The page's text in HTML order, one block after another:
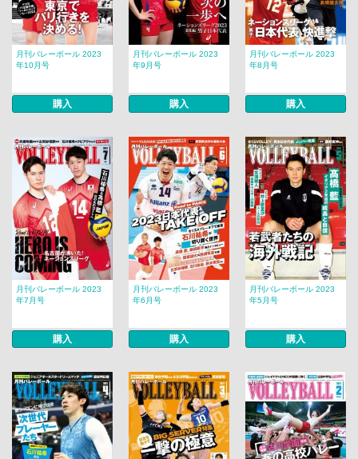
月刊バレーボール 2023
年10月号
購入
月刊バレーボール 2023
年9月号
購入
月刊バレーボール 2023
年8月号
購入
月刊バレーボール 2023
年7月号
購入
月刊バレーボール 2023
年6月号
購入
月刊バレーボール 2023
年5月号
購入